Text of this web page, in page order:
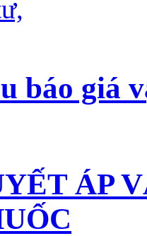
báo giá
ÁP